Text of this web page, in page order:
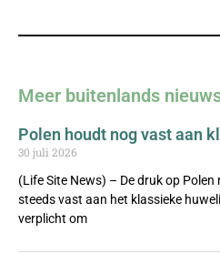
Meer buitenlands
Polen houdt nog vast aan
30 juli 2026
(Life Site News) – De druk op
steeds vast aan het klassieke
verplicht om